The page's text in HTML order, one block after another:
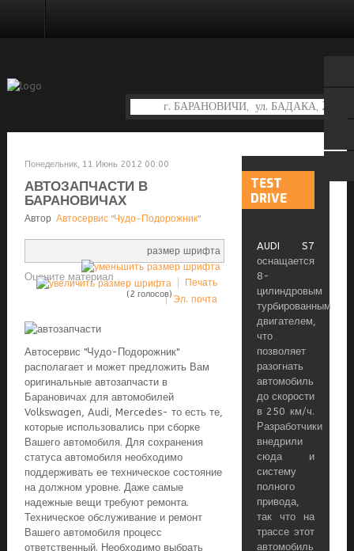
Понедельник, 11 Июнь 2012 00:00
АВТОЗАПЧАСТИ В
БАРАНОВИЧАХ
Автор Автосервис "Чудо-Подорожник"
размер шрифта
Печать
Эл. почта
Оцените материал
(2 голосов)
Автосервис "Чудо-Подорожник"
располагает и может предложить Вам
оригинальные автозапчасти в
Барановичах для автомобилей
Volkswagen, Audi, Mercedes- то есть те,
которые использовались при сборке
Вашего автомобиля. Для сохранения
статуса автомобиля необходимо
поддерживать ее техническое состояние
на должном уровне. Даже самые
надежные вещи требуют ремонта.
Техническое обслуживание и ремонт
Вашего автомобиля процесс
ответственный. Необходимо выбрать
TEST
DRIVE
AUDI S7
оснащается
8-
цилиндровым
турбированным
двигателем,
что
позволяет
разогнать
автомобиль
до скорости
в 250 км/ч.
Разработчики
внедрили
сюда и
систему
полного
привода,
так что на
трассе этот
автомобиль